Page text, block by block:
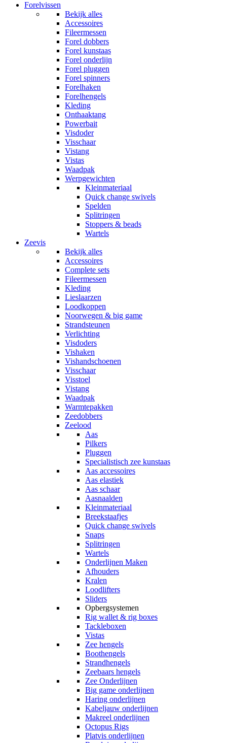
Forelvissen
Bekijk alles
Accessoires
Fileermessen
Forel dobbers
Forel kunstaas
Forel onderlijn
Forel pluggen
Forel spinners
Forelhaken
Forelhengels
Kleding
Onthaaktang
Powerbait
Visdoder
Visschaar
Vistang
Vistas
Waadpak
Werpgewichten
Kleinmateriaal
Quick change swivels
Spelden
Splitringen
Stoppers & beads
Wartels
Zeevis
Bekijk alles
Accessoires
Complete sets
Fileermessen
Kleding
Lieslaarzen
Loodkoppen
Noorwegen & big game
Strandsteunen
Verlichting
Visdoders
Vishaken
Vishandschoenen
Visschaar
Visstoel
Vistang
Waadpak
Warmtepakken
Zeedobbers
Zeelood
Aas
Pilkers
Pluggen
Specialistisch zee kunstaas
Aas accessoires
Aas elastiek
Aas schaar
Aasnaalden
Kleinmateriaal
Breekstaafjes
Quick change swivels
Snaps
Splitringen
Wartels
Onderlijnen Maken
Afhouders
Kralen
Loodlifters
Sliders
Opbergsystemen
Rig wallet & rig boxes
Tackleboxen
Vistas
Zee hengels
Boothengels
Strandhengels
Zeebaars hengels
Zee Onderlijnen
Big game onderlijnen
Haring onderlijnen
Kabeljauw onderlijnen
Makreel onderlijnen
Octopus Rigs
Platvis onderlijnen